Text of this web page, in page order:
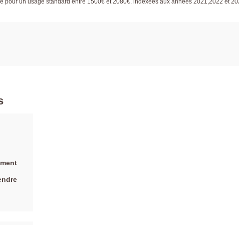
pour un usage standard entre 1500€ et 2080€. indexées aux années 2021,2022 et